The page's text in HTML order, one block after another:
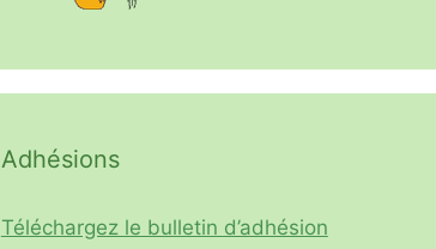
Adhésions
Téléchargez le bulletin d’adhésion